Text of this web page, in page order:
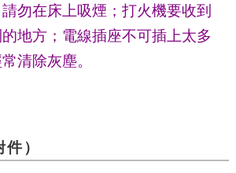
勿在床上吸煙；打火機要收到
地方；電線插座不可插上太多
清除灰塵。
）